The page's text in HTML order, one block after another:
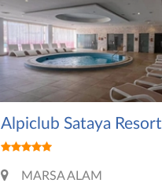
Alpiclub Sataya Resort
MARSA ALAM